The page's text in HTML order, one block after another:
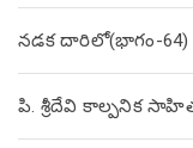
నడక దారిలో(భాగం-64)
పి. శ్రీదేవి కాల్పనిక